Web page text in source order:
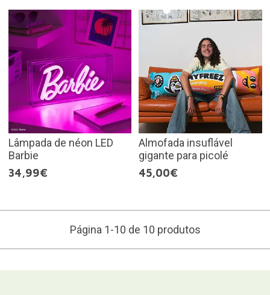
Lâmpada de néon LED
Barbie
34,99€
Almofada insuflável
gigante para picolé
45,00€
Página 1-10 de 10 produtos